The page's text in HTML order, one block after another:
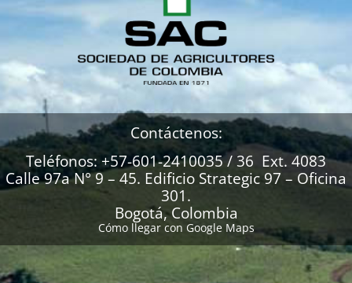
Contáctenos:
Teléfonos: +57-601-2410035 / 36 Ext. 4083
Calle 97a N° 9 – 45. Edificio Strategic 97 – Oficina
301.
Bogotá, Colombia
Cómo llegar con Google Maps